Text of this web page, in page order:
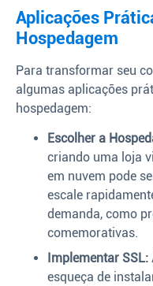
Aplicações
Hospedagem
Para transformar seu
algumas aplicações
hospedagem:
Escolher a
criando uma loja
em nuvem pode
escale
demanda, como
comemorativas.
Implementar SSL:
esqueça de